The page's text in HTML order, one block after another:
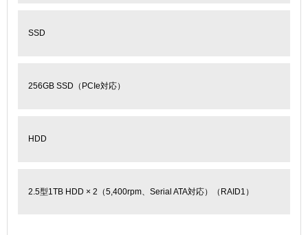
SSD
256GB SSD（PCIe対応）
HDD
2.5型1TB HDD × 2（5,400rpm、Serial ATA対応）（RAID1）